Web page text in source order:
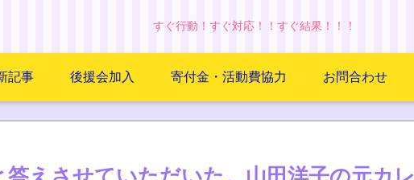
すぐ行動！すぐ対応！！すぐ結果！！！
記事 後援会加入 寄付金・活動費協力 お問合わせ